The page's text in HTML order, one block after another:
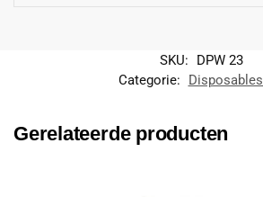
SKU:
DPW 23
Categorie:
Gerelateerde producten